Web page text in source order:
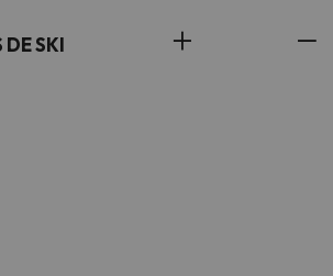
DE SKI